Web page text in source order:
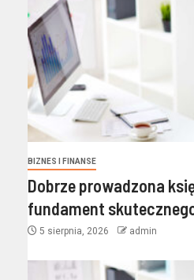
BIZNES I FINANSE
Dobrze prowadzona
fundament
5 sierpnia, 2026 admin